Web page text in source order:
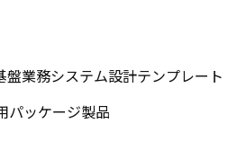
盤業務システム設計テンプレート
パッケージ製品